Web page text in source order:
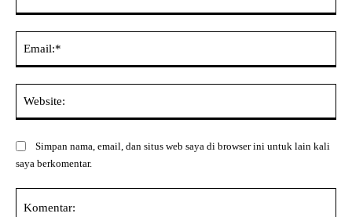
Simpan nama, email, dan situs web saya di browser ini untuk lain kali
saya berkomentar.